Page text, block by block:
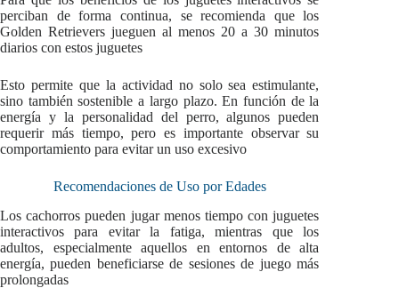
perciban de forma continua, se recomienda que los
Golden Retrievers jueguen al menos 20 a 30 minutos
diarios con estos juguetes
Esto permite que la actividad no solo sea estimulante,
sino también sostenible a largo plazo. En función de la
energía y la personalidad del perro, algunos pueden
requerir más tiempo, pero es importante observar su
comportamiento para evitar un uso excesivo
Recomendaciones de Uso por Edades
Los cachorros pueden jugar menos tiempo con juguetes
interactivos para evitar la fatiga, mientras que los
adultos, especialmente aquellos en entornos de alta
energía, pueden beneficiarse de sesiones de juego más
prolongadas